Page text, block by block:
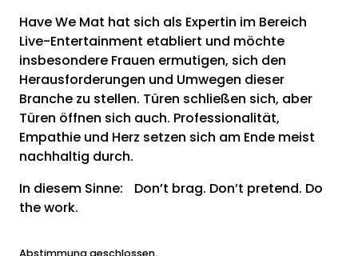
Have We Mat hat sich als Expertin im Bereich
Live-Entertainment etabliert und möchte
insbesondere Frauen ermutigen, sich den
Herausforderungen und Umwegen dieser
Branche zu stellen. Türen schließen sich, aber
Türen öffnen sich auch. Professionalität,
Empathie und Herz setzen sich am Ende meist
nachhaltig durch.
In diesem Sinne: Don’t brag. Don’t pretend. Do
the work.
Abstimmung geschlossen.